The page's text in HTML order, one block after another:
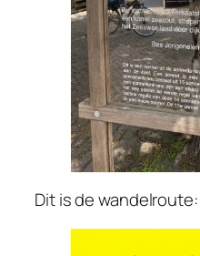
Dit is de wandelroute: